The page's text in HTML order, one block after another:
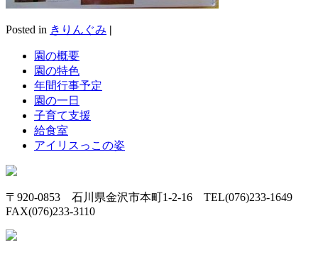
Posted in きりんぐみ |
園の概要
園の特色
年間行事予定
園の一日
子育て支援
給食室
アイリスっこの姿
〒920-0853 石川県金沢市本町1-2-16 TEL(076)233-1649
FAX(076)233-3110